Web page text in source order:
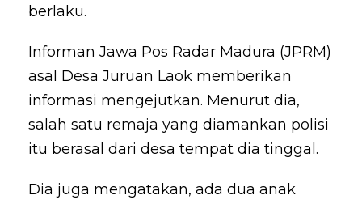
berlaku.
Informan Jawa Pos Radar Madura (JPRM)
asal Desa Juruan Laok memberikan
informasi mengejutkan. Menurut dia,
salah satu remaja yang diamankan polisi
itu berasal dari desa tempat dia tinggal.
Dia juga mengatakan, ada dua anak